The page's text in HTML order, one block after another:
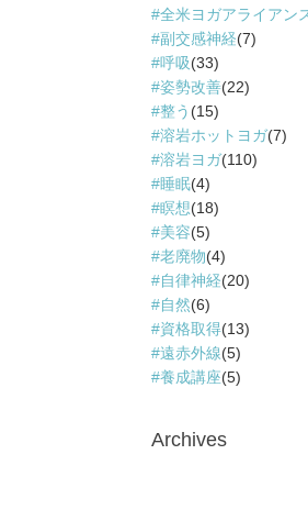
全米ヨガアライアン
副交感神経(7)
呼吸(33)
姿勢改善(22)
整う (15)
溶岩ホットヨガ(7)
溶岩ヨガ(110)
睡眠(4)
瞑想(18)
美容(5)
老廃物(4)
自律神経(20)
自然(6)
資格取得(13)
遠赤外線(5)
養成講座(5)
Archives